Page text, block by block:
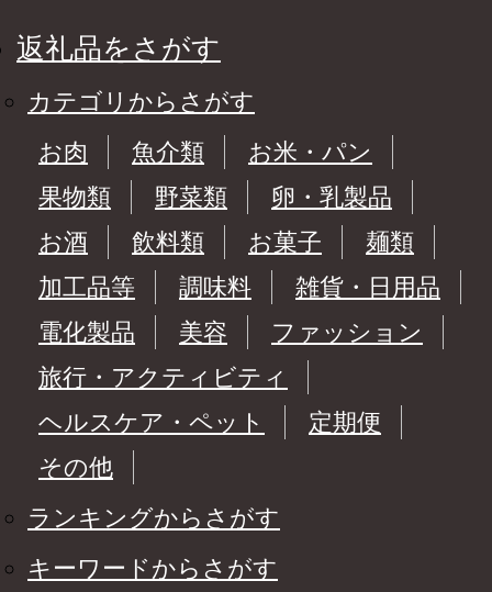
返礼品をさがす
カテゴリからさがす
お肉
魚介類
お米・パン
果物類
野菜類
卵・乳製品
お酒
飲料類 お菓子
麺類
加工品等
調味料
雑貨・日用品
電化製品
美容
ファッション
旅行・アクティビティ
ヘルスケア・ペット
定期便
その他
ランキングからさがす
キーワードからさがす